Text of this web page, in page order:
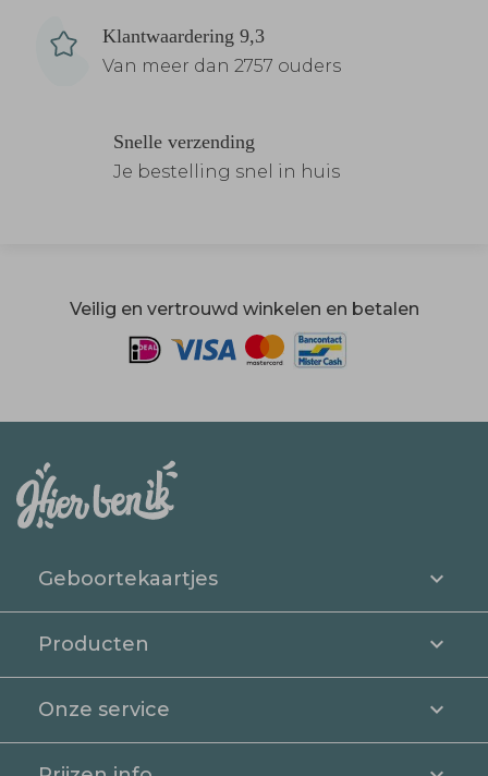
Klantwaardering 9,3
Van meer dan 2757 ouders
Snelle verzending
Je bestelling snel in huis
Veilig en vertrouwd winkelen en betalen
Geboortekaartjes
Producten
Onze service